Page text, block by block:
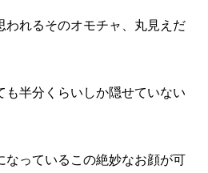
われるそのオモチャ、丸見えだ
も半分くらいしか隠せていない
なっているこの絶妙なお顔が可